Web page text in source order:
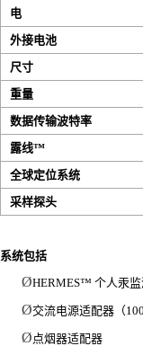
电
外接电池
尺寸
重量
数据传输波特率
露线™
全球定位系统
采样探头
系统包括
ØHERMES™ 个人汞
Ø交流电源适配器（
Ø 点烟器适配器